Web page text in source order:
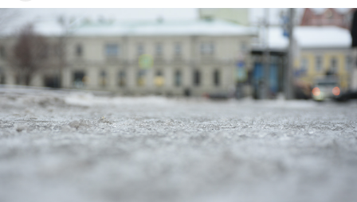
— Будьте внимательны и осторожны! Берегите
себя и своих близких! — добавили в Telegram -
канале.
МЧС МОСКВА